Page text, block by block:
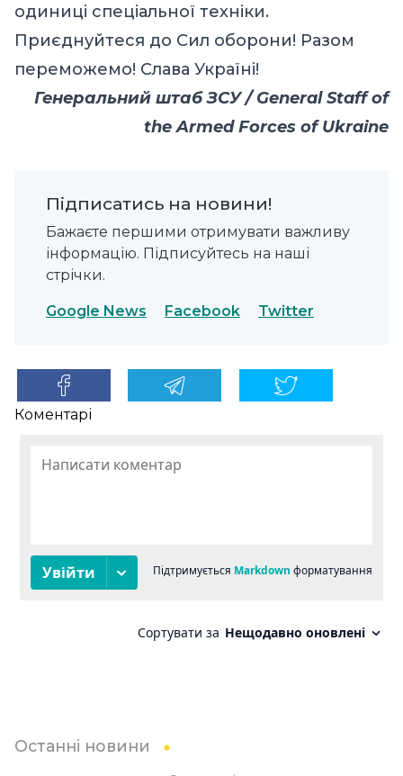
одиниці спеціальної техніки.
Приєднуйтеся до Сил оборони! Разом
переможемо! Слава Україні!
Генеральний штаб ЗСУ / General Staff of
the Armed Forces of Ukraine
Підписатись на новини!
Бажаєте першими отримувати важливу
інформацію. Підписуйтесь на наші
стрічки.
Google News Facebook Twitter
Коментарі
Останні новини